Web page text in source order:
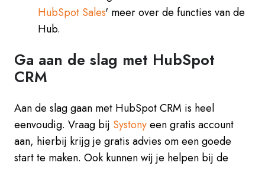
HubSpot Sales' meer over de functies van de
Hub.
Ga aan de slag met HubSpot
CRM
Aan de slag gaan met HubSpot CRM is heel
eenvoudig. Vraag bij Systonyeen gratis account
aan, hierbij krijg je gratis advies om een goede
start te maken. Ook kunnen wij je helpen bij de